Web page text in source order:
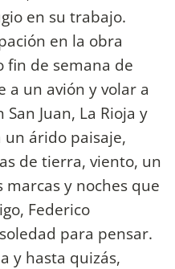
en su trabajo.
en la obra
fin de semana de
a un avión y volar a
Juan, La Rioja y
un árido paisaje,
de tierra, viento, un
y noches que
Federico
para pensar.
y hasta quizás,